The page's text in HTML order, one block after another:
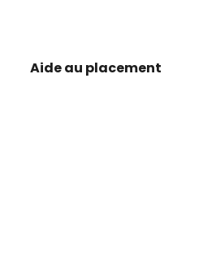
Aide au placement